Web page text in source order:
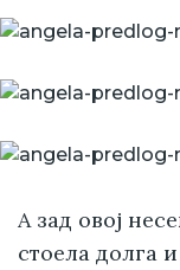
А зад овој
стоела долга